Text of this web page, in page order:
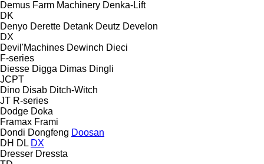
Demus Farm Machinery Denka-Lift
DK
Denyo Derette Detank Deutz Develon
DX
Devil'Machines Dewinch Dieci
F-series
Diesse Digga Dimas Dingli
JCPT
Dino Disab Ditch-Witch
JT R-series
Dodge Doka
Framax Frami
Dondi Dongfeng Doosan
DH DL DX
Dresser Dressta